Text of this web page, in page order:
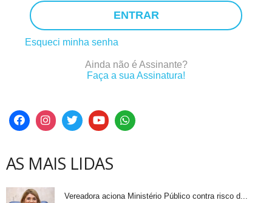
ENTRAR
Esqueci minha senha
Ainda não é Assinante?
Faça a sua Assinatura!
AS MAIS LIDAS
Vereadora aciona Ministério Público contra risco d...